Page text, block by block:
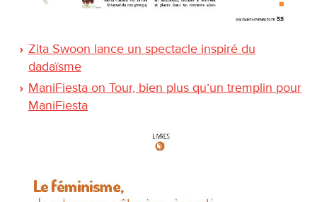
Zita Swoon lance un spectacle inspiré du
dadaïsme
ManiFiesta on Tour, bien plus qu’un tremplin pour
ManiFiesta